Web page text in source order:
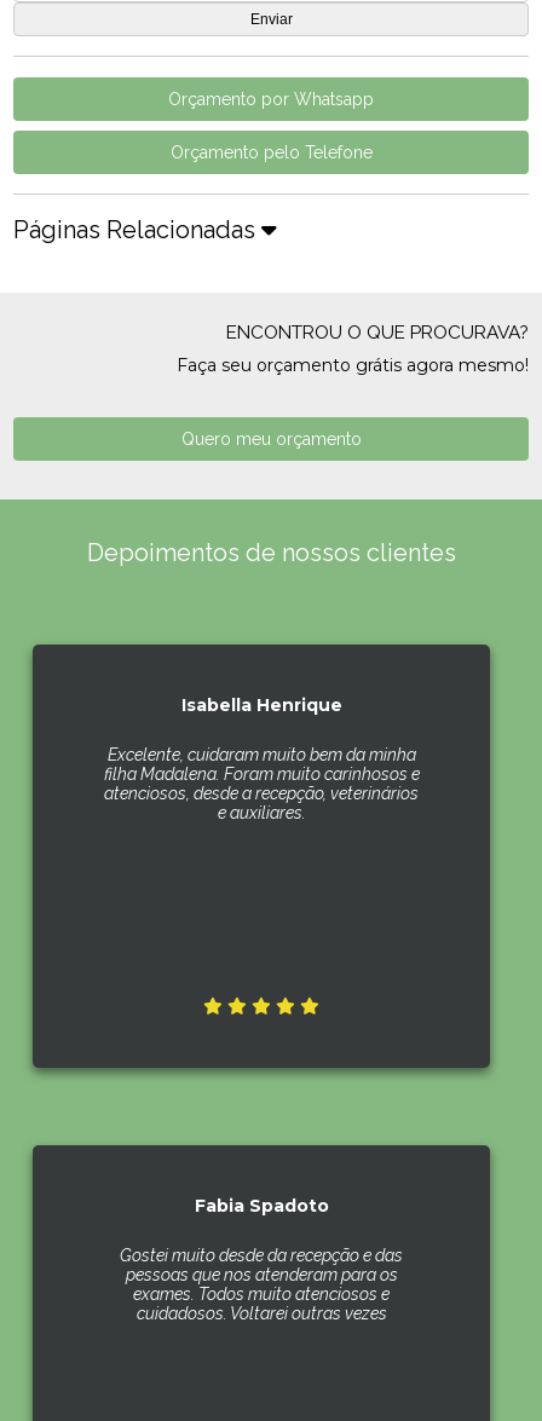
Orçamento por Whatsapp
Orçamento pelo Telefone
Páginas Relacionadas
ENCONTROU O QUE PROCURAVA?
Faça seu orçamento grátis agora mesmo!
Quero meu orçamento
Depoimentos de nossos clientes
Isabella Henrique
Excelente, cuidaram muito bem da minha
filha Madalena. Foram muito carinhosos e
atenciosos, desde a recepção, veterinários
e auxiliares.
Fabia Spadoto
Gostei muito desde da recepção e das
pessoas que nos atenderam para os
exames. Todos muito atenciosos e
cuidadosos. Voltarei outras vezes